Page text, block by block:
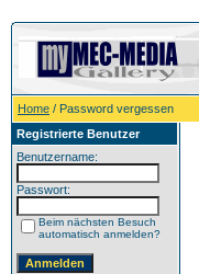
Home / Password vergessen
Registrierte Benutzer
Benutzername:
Passwort:
Beim nächsten Besuch
automatisch anmelden?